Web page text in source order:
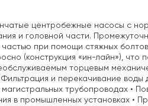
центробежные насосы с
и головной части.
при помощи стяжных
(конструкция «ин-лайн»), что
торцевым
и перекачивание воды
трубопроводах •
в промышленных установках •